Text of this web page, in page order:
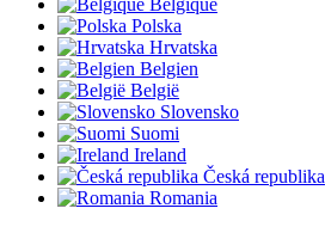
Polska
Hrvatska
Belgien
België
Slovensko
Suomi
Ireland
Česká republika
Romania